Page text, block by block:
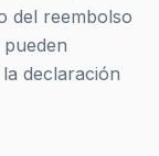
del reembolso
declaración